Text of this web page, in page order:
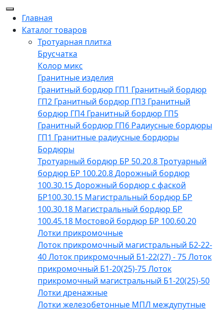
Главная
Каталог товаров
Тротуарная плитка
Брусчатка
Колор микс
Гранитные изделия
Гранитный бордюр ГП1 Гранитный бордюр
ГП2 Гранитный бордюр ГП3 Гранитный
бордюр ГП4 Гранитный бордюр ГП5
Гранитный бордюр ГП6 Радиусные бордюры
ГП1 Гранитные радиусные бордюры
Бордюры
Тротуарный бордюр БР 50.20.8Тротуарный
бордюр БР 100.20.8Дорожный бордюр
100.30.15Дорожный бордюр с фаской
БР100.30.15 Магистральный бордюр БР
100.30.18 Магистральный бордюр БР
100.45.18 Мостовой бордюр БР 100.60.20
Лотки прикромочные
Лоток прикромочный магистральный Б2-22-
40Лоток прикромочный Б1-22(27) - 75Лоток
прикромочный Б1-20(25)-75Лоток
прикромочный магистральный Б1-20(25)-50
Лотки дренажные
Лотки железобетонные МПЛ междупутные